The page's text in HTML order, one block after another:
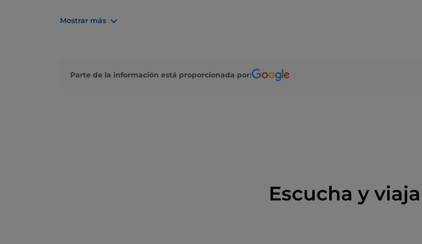
columnas reutilizadas procedentes de la ciudad romana y, en las paredes, lo que queda
Mostrar más
Parte de la información está proporcionada por:
Escucha y viaja